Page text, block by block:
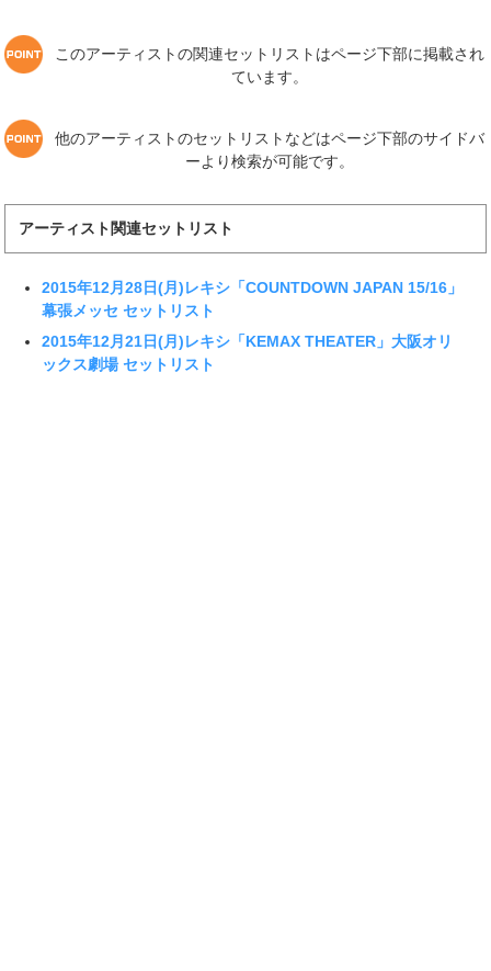
このアーティストの関連セットリストはページ下部に掲載され
ています。
他のアーティストのセットリストなどはページ下部のサイドバ
ーより検索が可能です。
アーティスト関連セットリスト
2015年12月28日(月)レキシ「COUNTDOWN JAPAN 15/16」
幕張メッセ セットリスト
2015年12月21日(月)レキシ「KEMAX THEATER」大阪オリ
ックス劇場 セットリスト